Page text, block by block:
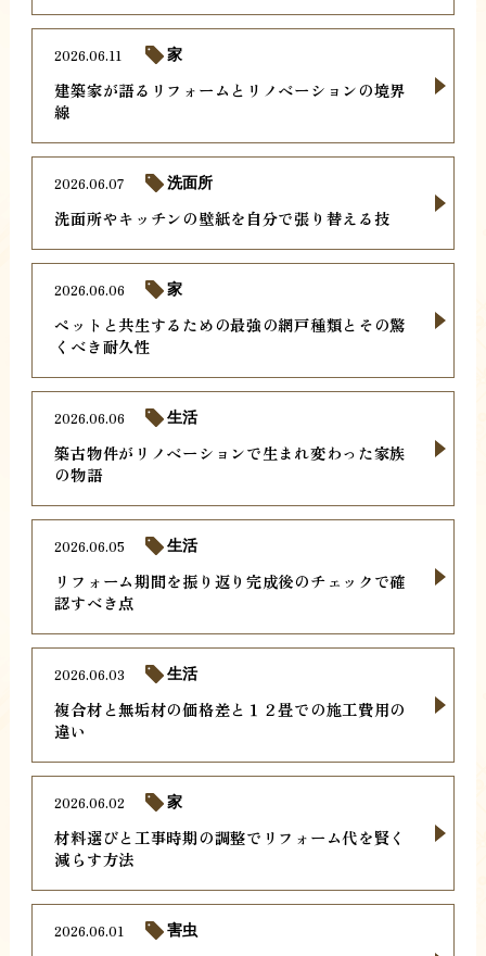
建築家が語るリフォームとリノベーションの境界
線
2026.06.11 家
洗面所やキッチンの壁紙を自分で張り替える技
2026.06.07 洗面所
ペットと共生するための最強の網戸種類とその驚
くべき耐久性
2026.06.06 家
築古物件がリノベーションで生まれ変わった家族
の物語
2026.06.06 生活
リフォーム期間を振り返り完成後のチェックで確
認すべき点
2026.06.05 生活
複合材と無垢材の価格差と１２畳での施工費用の
違い
2026.06.03 生活
材料選びと工事時期の調整でリフォーム代を賢く
減らす方法
2026.06.02 家
2026.06.01 害虫